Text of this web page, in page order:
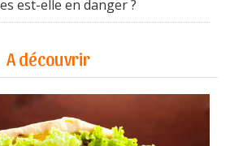
est-elle en danger ?
A découvrir